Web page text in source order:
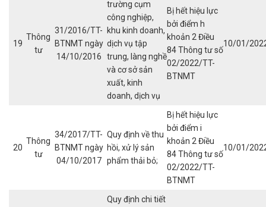
19
Thông
tư
31/2016/TT-
BTNMT ngày
14/10/2016
trường cụm
công nghiệp,
khu kinh doanh,
dịch vụ tập
trung, làng nghề
và cơ sở sản
xuất, kinh
doanh, dịch vụ
Bị hết hiệu lực
bởi điểm h
khoản 2 Điều
84 Thông tư số
02/2022/TT-
BTNMT
10/01/
20
Thông
tư
34/2017/TT-
BTNMT ngày
04/10/2017
Quy định về thu
hồi, xử lý sản
phẩm thải bỏ;
Bị hết hiệu lực
bởi điểm i
khoản 2 Điều
84 Thông tư số
02/2022/TT-
BTNMT
10/01/
Quy định chi tiết